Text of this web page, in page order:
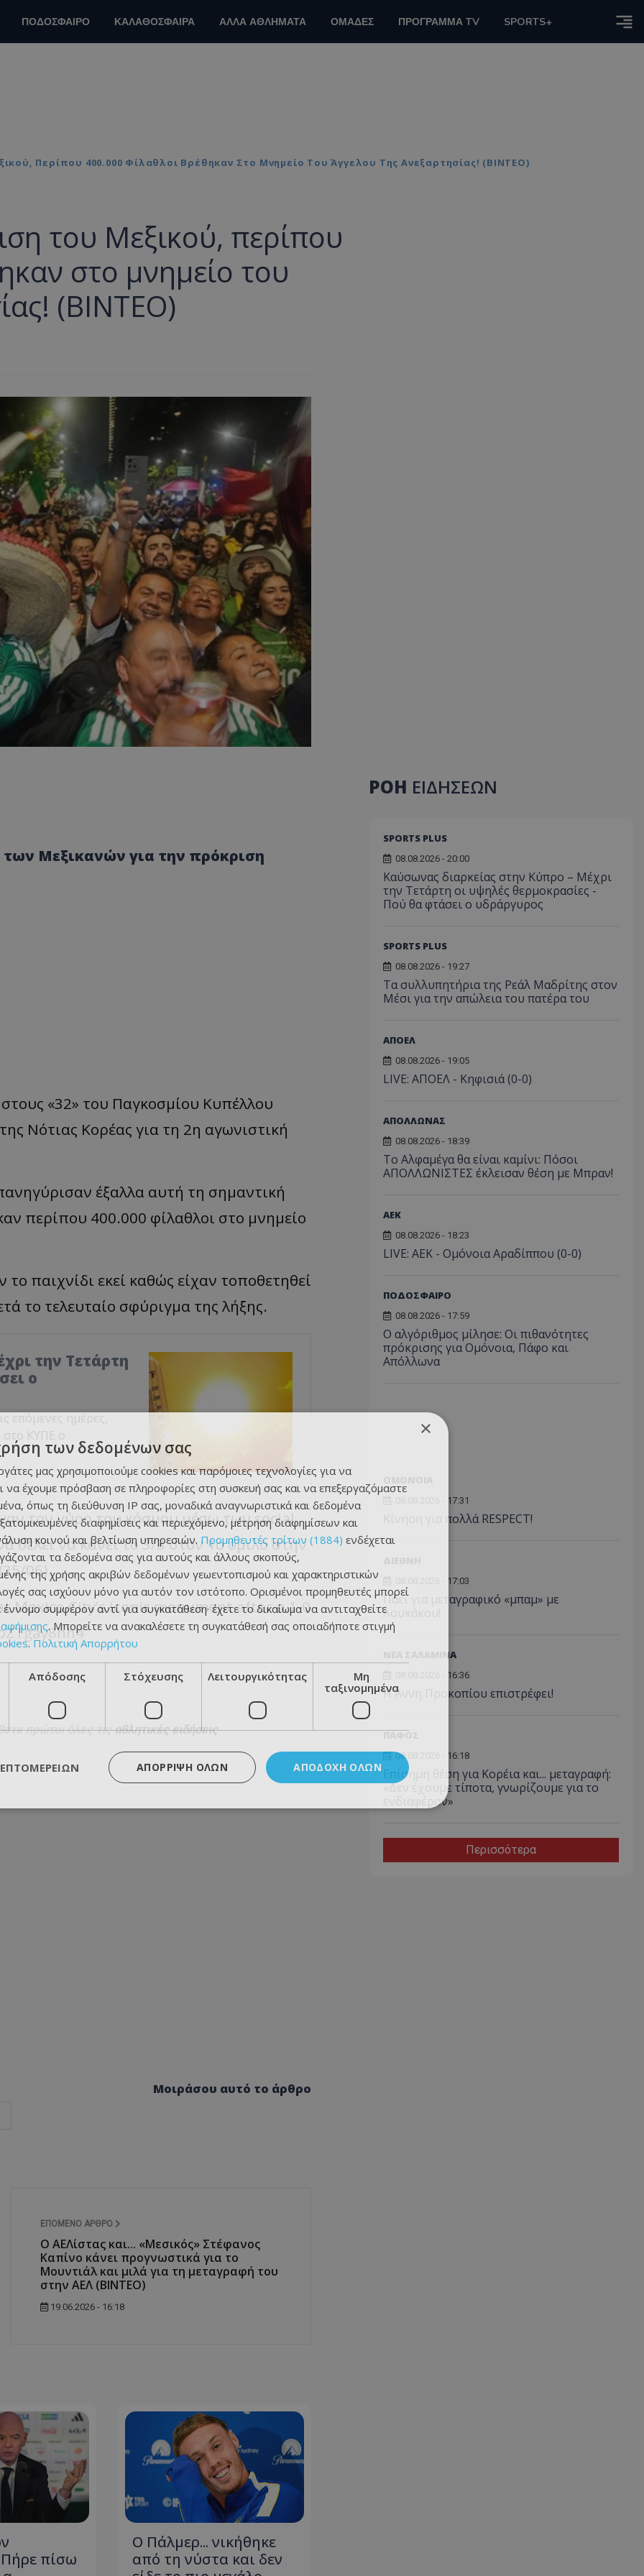
ΠΟΔΟΣΦΑΙΡΟ ΚΑΛΑΘΟΣΦΑΙΡΑ ΑΛΛΑ ΑΘΛΗΜΑΤΑ ΟΜΑΔΕΣ ΠΡΟΓΡΑΜΜΑ TV SPORTS+
Περίπου 400.000 Φίλαθλοι Βρέθηκαν Στο Μνημείο Του Άγγελου Της Ανεξαρτησίας! (ΒΙΝΤΕΟ)
του Μεξικού, περίπου
στο μνημείο του
(ΒΙΝΤΕΟ)
των Μεξικανών για την πρόκριση
«32» του Παγκοσμίου Κυπέλλου
Νότιας Κορέας για τη 2η αγωνιστική
έξαλλα αυτή τη σημαντική
περίπου 400.000 φίλαθλοι στο μνημείο
παιχνίδι εκεί καθώς είχαν τοποθετηθεί
το τελευταίο σφύριγμα της λήξης.
την Τετάρτη
ο
επόμενες ημέρες,
στο ΚΥΠΕ ο
τον γύρο του κόσμου μέσω των social
να κάνει το 3/3 στον 1ο όμιλο στην
06).
Mexico City’s iconic monument after a 1-0
πρώτοι όλες τιςαθλητικές ειδήσεις
Μοιράσου αυτό το άρθρο
ΕΠΌΜΕΝΟ ΆΡΘΡΟ
Ο ΑΕΛίστας και... «Μεσικός» Στέφανος
Καπίνο κάνει προγνωστικά για το
Μουντιάλ και μιλά για τη μεταγραφή του
στην ΑΕΛ (ΒΙΝΤΕΟ)
19.06.2026 - 16:18
Πήρε πίσω
Ο Πάλμερ... νικήθηκε
από τη νύστα και δεν
ΡΟΗ ΕΙΔΗΣΕΩΝ
SPORTS PLUS
08.08.2026 - 20:00
Καύσωνας διαρκείας στην Κύπρο – Μέχρι
την Τετάρτη οι υψηλές θερμοκρασίες -
Πού θα φτάσει ο υδράργυρος
SPORTS PLUS
08.08.2026 - 19:27
Τα συλλυπητήρια της Ρεάλ Μαδρίτης στον
Μέσι για την απώλεια του πατέρα του
ΑΠΟΕΛ
08.08.2026 - 19:05
LIVE: ΑΠΟΕΛ - Κηφισιά (0-0)
ΑΠΟΛΛΩΝΑΣ
08.08.2026 - 18:39
Το Αλφαμέγα θα είναι καμίνι: Πόσοι
ΑΠΟΛΛΩΝΙΣΤΕΣ έκλεισαν θέση με Μπραν!
ΑEK
08.08.2026 - 18:23
LIVE: ΑΕΚ - Ομόνοια Αραδίππου (0-0)
ΠΟΔΟΣΦΑΙΡΟ
08.08.2026 - 17:59
Ο αλγόριθμος μίλησε: Οι πιθανότητες
πρόκρισης για Ομόνοια, Πάφο και
Απόλλωνα
08.08.2026 - 17:31
Κίνηση για πολλά RESPECT!
08.08.2026 - 17:03
Πάει για μεταγραφικό «μπαμ» με
Λουκάκου!
ΝΕΑ ΣΑΛΑΜΙΝΑ
08.08.2026 - 16:36
Η Άννη Προκοπίου επιστρέφει!
ΠΑΦΟΣ
08.08.2026 - 16:18
Επίσημη θέση για Κορέια και... μεταγραφή:
«Δεν έχουμε τίποτα, γνωρίζουμε για το
ενδιαφέρον»
Περισσότερα
×
των δεδομένων σας
μας χρησιμοποιούμε cookies και παρόμοιες τεχνολογίες για να
να έχουμε πρόσβαση σε πληροφορίες στη συσκευή σας και να επεξεργαζόμαστε
όπως τη διεύθυνση IP σας, μοναδικά αναγνωριστικά και δεδομένα
διαφημίσεις και περιεχόμενο, μέτρηση διαφημίσεων και
κοινού και βελτίωση υπηρεσιών. Προμηθευτές τρίτων (1884) ενδέχεται
τα δεδομένα σας για αυτούς και άλλους σκοπούς,
της χρήσης ακριβών δεδομένων γεωεντοπισμού και χαρακτηριστικών
σας ισχύουν μόνο για αυτόν τον ιστότοπο. Ορισμένοι προμηθευτές μπορεί
συμφέρον αντί για συγκατάθεση· έχετε το δικαίωμα να αντιταχθείτε
. Μπορείτε να ανακαλέσετε τη συγκατάθεσή σας οποιαδήποτε στιγμή
. Πολιτική Απορρήτου
Απόδοσης Στόχευσης Λειτουργικότητας
Μη
ταξινομημένα
ΑΠΟΔΟΧΉ ΌΛΩΝ
ΑΠΌΡΡΙΨΗ ΌΛΩΝ